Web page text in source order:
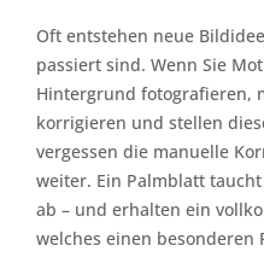
Oft entstehen neue
passiert sind. Wenn Sie
Hintergrund fotografieren,
korrigieren und stellen
vergessen die manuelle
weiter. Ein Palmblatt
ab – und erhalten ein
welches einen besonderen